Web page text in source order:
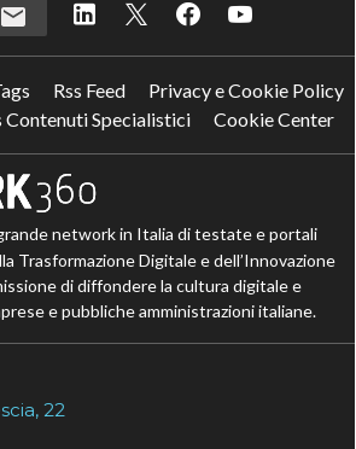
Rss Feed
Privacy e Cookie Policy
Specialistici
Cookie Center
network in Italia di testate e portali
Trasformazione Digitale e dell’Innovazione
di diffondere la cultura digitale e
e pubbliche amministrazioni italiane.
22